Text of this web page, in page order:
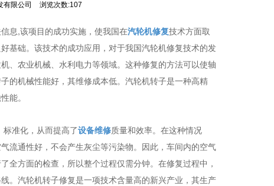
有限公司 浏览次数:107
息,该项目的成功实施，使我国在汽轮机修复技术方面取
基础。该技术的成功应用，对于我国汽轮机修复技术的发
、农业机械、水利电力等领域。这种修复的方法可以使轴
的机械性能好，其维修成本低。汽轮机转子是一种高精
能。
准化，从而提高了设备维修质量和效率。在这种情况
流通性好，不会产生灰尘等污染物。因此，车间内的空气
全方面的检查，所以整个过程仅需分钟。在修复过程中，
。汽轮机转子修复是一项技术含量高的新兴产业，其生产